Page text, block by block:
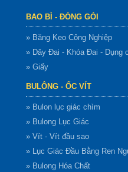
BAO BÌ - ĐÓNG GÓI
» Băng Keo Công Nghiệp
» Dây Đai - Khóa Đai - Dụng
» Giấy
BULÔNG - ỐC VÍT
» Bulon lục giác chìm
» Bulong Lục Giác
» Vít - Vít đầu sao
» Lục Giác Đầu Bằng Ren
» Bulong Hóa Chất